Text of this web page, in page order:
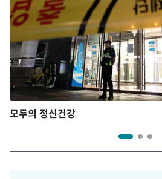
모두의 정신건강